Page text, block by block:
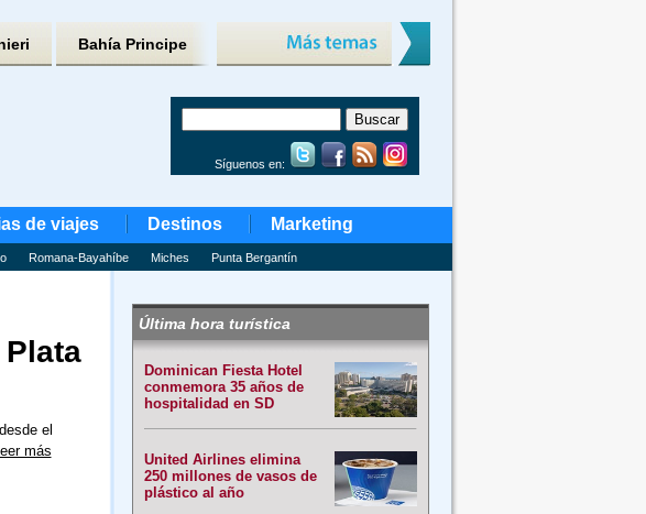
Bahía Principe
Síguenos en:
de viajes Destinos Marketing
Romana-Bayahíbe Miches Punta Bergantín
el
más
Última hora turística
Dominican Fiesta Hotel
conmemora 35 años de
hospitalidad en SD
United Airlines elimina
250 millones de vasos de
plástico al año